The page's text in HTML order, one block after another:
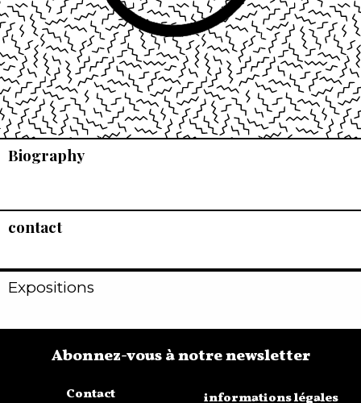
Biography
contact
Expositions
Contact
Abonnez-vous à notre newsletter
informations légales